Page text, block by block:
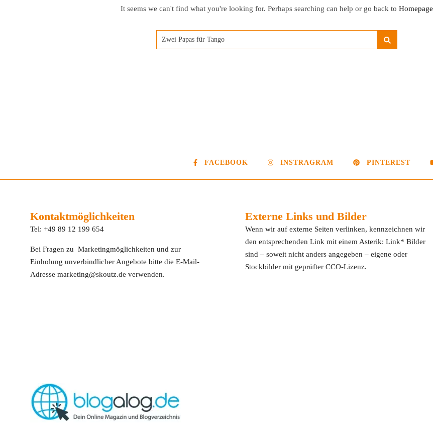
It seems we can't find what you're looking for. Perhaps searching can help or go back to Homepage
FACEBOOK INSTRAGRAM PINTEREST
Kontaktmöglichkeiten
Tel: +49 89 12 199 654
Bei Fragen zu Marketingmöglichkeiten und zur
Einholung unverbindlicher Angebote bitte die E-Mail-
Adresse marketing@skoutz.de verwenden.
Externe Links und Bilder
Wenn wir auf externe Seiten verlinken, kennzeichnen wir
den entsprechenden Link mit einem Asterik: Link* Bilder
sind – soweit nicht anders angegeben – eigene oder
Stockbilder mit geprüfter CCO-Lizenz.